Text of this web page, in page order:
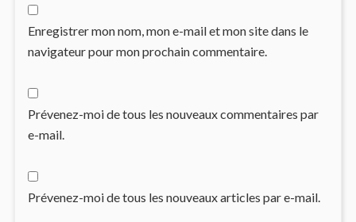
Enregistrer mon nom, mon e-mail et mon site dans le
navigateur pour mon prochain commentaire.
Prévenez-moi de tous les nouveaux commentaires par
e-mail.
Prévenez-moi de tous les nouveaux articles par e-mail.